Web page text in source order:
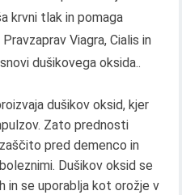
krvni tlak in pomaga
Viagra, Cialis in
dušikovega oksida..
dušikov oksid, kjer
Zato prednosti
pred demenco in
Dušikov oksid se
in se uporablja kot orožje v